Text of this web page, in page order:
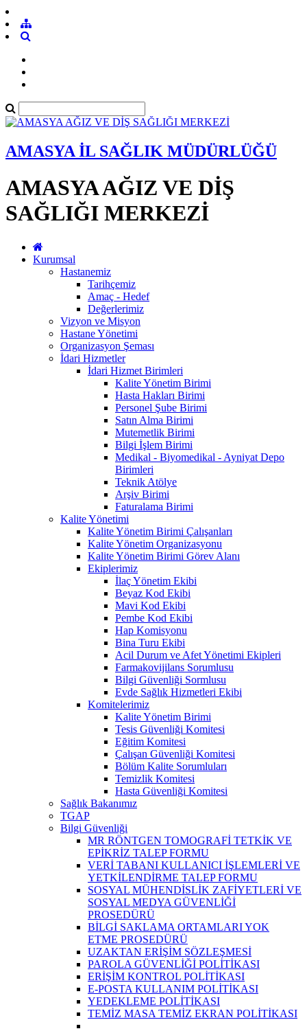
AMASYA İL SAĞLIK MÜDÜRLÜĞÜ
AMASYA AĞIZ VE DİŞ
SAĞLIĞI MERKEZİ
Kurumsal
Hastanemiz
Tarihçemiz
Amaç - Hedef
Değerlerimiz
Vizyon ve Misyon
Hastane Yönetimi
Organizasyon Şeması
İdari Hizmetler
İdari Hizmet Birimleri
Kalite Yönetim Birimi
Hasta Hakları Birimi
Personel Şube Birimi
Satın Alma Birimi
Mutemetlik Birimi
Bilgi İşlem Birimi
Medikal - Biyomedikal - Ayniyat Depo
Birimleri
Teknik Atölye
Arşiv Birimi
Faturalama Birimi
Kalite Yönetimi
Kalite Yönetim Birimi Çalışanları
Kalite Yönetim Organizasyonu
Kalite Yönetim Birimi Görev Alanı
Ekiplerimiz
İlaç Yönetim Ekibi
Beyaz Kod Ekibi
Mavi Kod Ekibi
Pembe Kod Ekibi
Hap Komisyonu
Bina Turu Ekibi
Acil Durum ve Afet Yönetimi Ekipleri
Farmakovijilans Sorumlusu
Bilgi Güvenliği Sormlusu
Evde Sağlık Hizmetleri Ekibi
Komitelerimiz
Kalite Yönetim Birimi
Tesis Güvenliği Komitesi
Eğitim Komitesi
Çalışan Güvenliği Komitesi
Bölüm Kalite Sorumluları
Temizlik Komitesi
Hasta Güvenliği Komitesi
Sağlık Bakanımız
TGAP
Bilgi Güvenliği
MR RÖNTGEN TOMOGRAFİ TETKİK VE
EPİKRİZ TALEP FORMU
VERİ TABANI KULLANICI İŞLEMLERİ VE
YETKİLENDİRME TALEP FORMU
SOSYAL MÜHENDİSLİK ZAFİYETLERİ VE
SOSYAL MEDYA GÜVENLİĞİ
PROSEDÜRÜ
BİLGİ SAKLAMA ORTAMLARI YOK
ETME PROSEDÜRÜ
UZAKTAN ERİŞİM SÖZLEŞMESİ
PAROLA GÜVENLİĞİ POLİTİKASI
ERİŞİM KONTROL POLİTİKASI
E-POSTA KULLANIM POLİTİKASI
YEDEKLEME POLİTİKASI
TEMİZ MASA TEMİZ EKRAN POLİTİKASI